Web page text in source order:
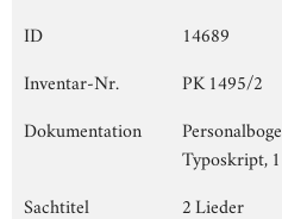
ID
14689
Inventar-Nr.
PK 1495/2
Dokumentation
Typoskript,
Sachtitel
2 Lieder